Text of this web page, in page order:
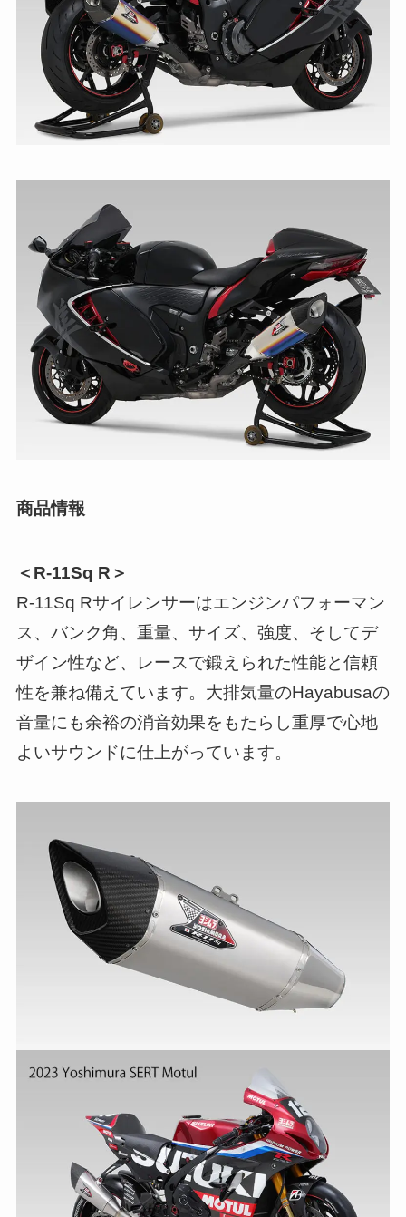
商品情報
＜R-11Sq R＞
R-11Sq Rサイレンサーはエンジンパフォーマン
ス、バンク角、重量、サイズ、強度、そしてデ
ザイン性など、レースで鍛えられた性能と信頼
性を兼ね備えています。大排気量のHayabusaの
音量にも余裕の消音効果をもたらし重厚で心地
よいサウンドに仕上がっています。